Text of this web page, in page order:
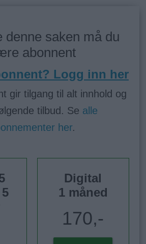
denne saken må du
abonnent
Logg inn her
gir tilgang til alt innhold og
tilbud. Se alle
her.
Digital
1 måned
170,-